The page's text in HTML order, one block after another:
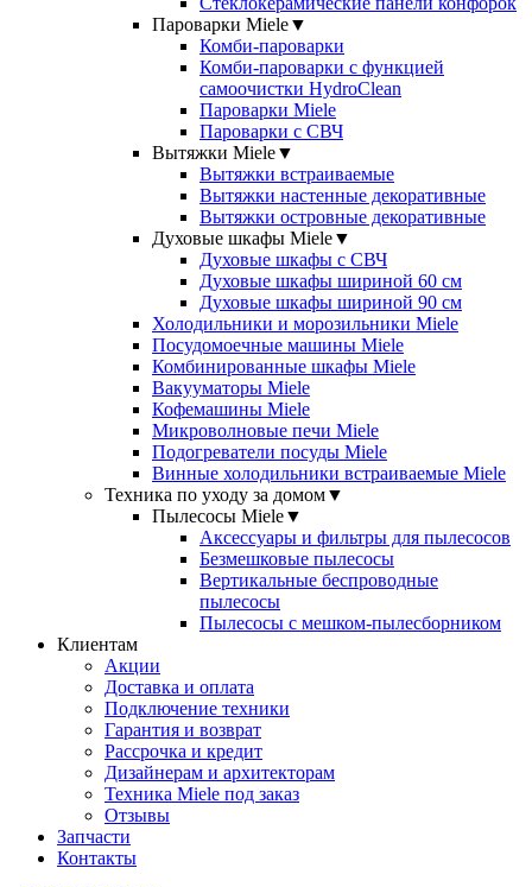
Пароварки Miele▼
Комби-пароварки
Комби-пароварки с функцией
самоочистки HydroClean
Пароварки Miele
Пароварки с СВЧ
Вытяжки Miele▼
Вытяжки встраиваемые
Вытяжки настенные декоративные
Вытяжки островные декоративные
Духовые шкафы Miele▼
Духовые шкафы с СВЧ
Духовые шкафы шириной 60 см
Духовые шкафы шириной 90 см
Холодильники и морозильники Miele
Посудомоечные машины Miele
Комбинированные шкафы Miele
Вакууматоры Miele
Кофемашины Miele
Микроволновые печи Miele
Подогреватели посуды Miele
Винные холодильники встраиваемые Miele
Техника по уходу за домом▼
Пылесосы Miele▼
Аксессуары и фильтры для пылесосов
Безмешковые пылесосы
Вертикальные беспроводные
пылесосы
Пылесосы с мешком-пылесборником
Клиентам
Акции
Доставка и оплата
Подключение техники
Гарантия и возврат
Рассрочка и кредит
Дизайнерам и архитекторам
Техника Miele под заказ
Отзывы
Запчасти
Контакты